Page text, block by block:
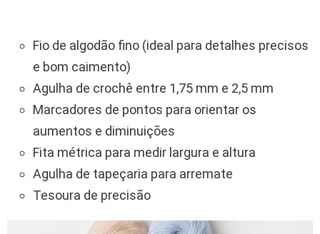
Fio de algodão fino (ideal para detalhes precisos
e bom caimento)
Agulha de crochê entre 1,75 mm e 2,5 mm
Marcadores de pontos para orientar os
aumentos e diminuições
Fita métrica para medir largura e altura
Agulha de tapeçaria para arremate
Tesoura de precisão